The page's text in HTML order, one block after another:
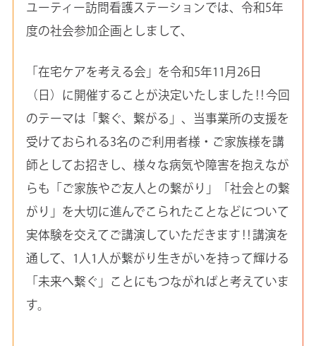
ユーティー訪問看護ステーションでは、令和5年
度の社会参加企画としまして、
「在宅ケアを考える会」を令和5年11月26日
（日）に開催することが決定いたしました‼今回
のテーマは「繋ぐ、繋がる」、当事業所の支援を
受けておられる3名のご利用者様・ご家族様を講
師としてお招きし、様々な病気や障害を抱えなが
らも「ご家族やご友人との繋がり」「社会との繋
がり」を大切に進んでこられたことなどについて
実体験を交えてご講演していただきます‼講演を
通して、1人1人が繋がり生きがいを持って輝ける
「未来へ繋ぐ」ことにもつながればと考えていま
す。